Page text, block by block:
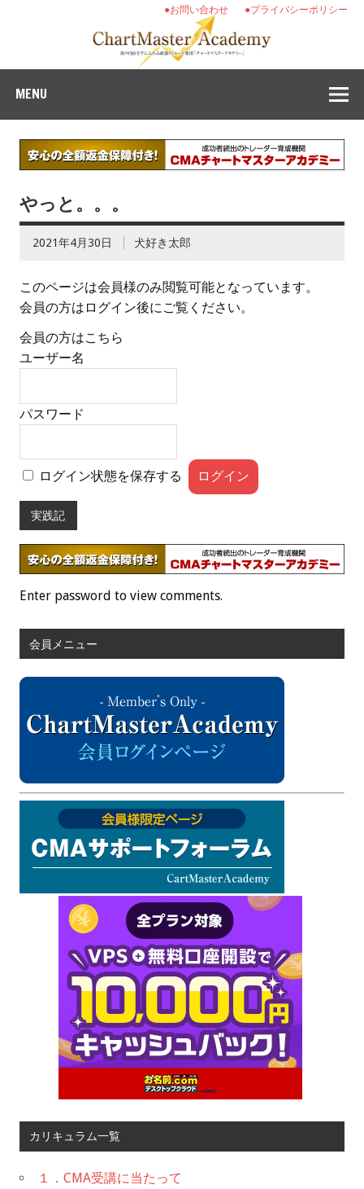
●プライバシーポリシー
●お問い合わせ
MENU
やっと。。。
2021年4月30日 犬好き太郎
このページは会員様のみ閲覧可能となっています。
会員の方はログイン後にご覧ください。
会員の方はこちら
ユーザー名
パスワード
ログイン状態を保存する
実践記
Enter password to view comments.
会員メニュー
カリキュラム一覧
１．CMA受講に当たって